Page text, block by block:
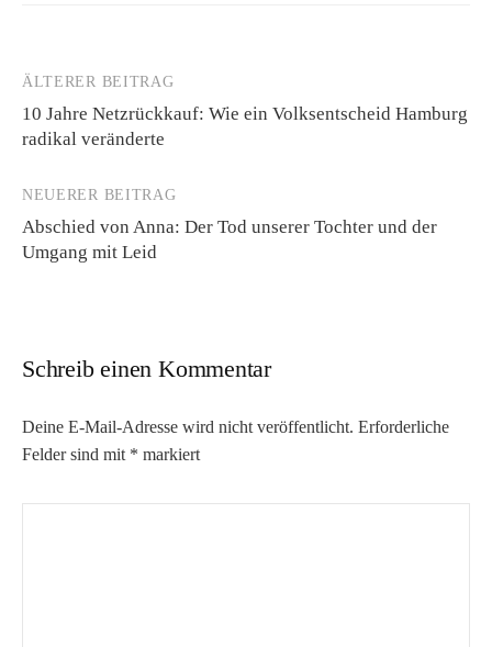
Beitrags-
Navigation
ÄLTERER BEITRAG
10 Jahre Netzrückkauf: Wie ein Volksentscheid Hamburg
radikal veränderte
NEUERER BEITRAG
Abschied von Anna: Der Tod unserer Tochter und der
Umgang mit Leid
Schreib einen Kommentar
Deine E-Mail-Adresse wird nicht veröffentlicht. Erforderliche
Felder sind mit * markiert